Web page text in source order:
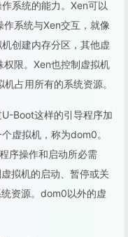
系统的能力。Xen可以
系统与Xen交互，就像
创建内存分区，其他虚
限。Xen也控制虚拟机
占用所有的系统资源。
Boot这样的引导程序加
虚拟机，称为dom0。
序操作和启动所必需
拟机的启动、暂停或关
资源。dom0以外的虚